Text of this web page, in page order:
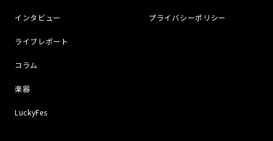
インタビュー
ライブレポート
コラム
楽器
LuckyFes
プライバシーポリシー